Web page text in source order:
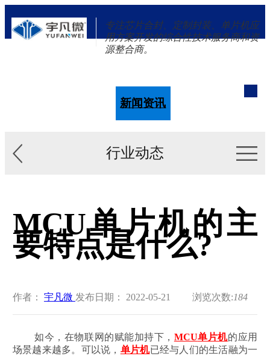
专注芯片合封、定制封装、单片机应
用方案开发的综合性技术服务商和资
源整合商。
新闻资讯
行业动态
MCU单片机的主
要特点是什么?
作者： 宇凡微 发布日期： 2022-05-21 浏览次数:184
如今，在物联网的赋能加持下， MCU单片机的应用
场景越来越多。可以说， 单片机已经与人们的生活融为一